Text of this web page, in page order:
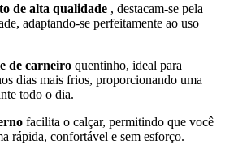
de alta qualidade , destacam-se pela
adaptando-se perfeitamente ao uso
de carneiro quentinho, ideal para
dias mais frios, proporcionando uma
todo o dia.
facilita o calçar, permitindo que você
rápida, confortável e sem esforço.